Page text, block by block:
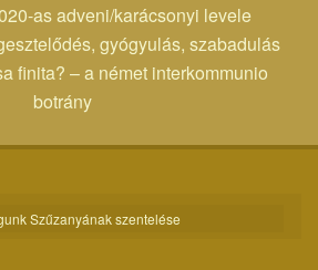
as adveni/karácsonyi levele
gyógyulás, szabadulás
finita? – a német interkommunio
botrány
Szűzanyának szentelése